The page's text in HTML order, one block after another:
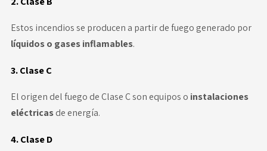
Estos incendios se producen a partir de fuego generado por
líquidos o gases inflamables.
3. Clase C
El origen del fuego de Clase C son equipos o instalaciones
eléctricasde energía.
4. Clase D